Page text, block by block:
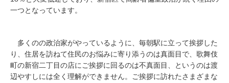
一つとなっています。
多くのの政治家がやっているように、毎朝駅に立って挨拶した
り、住居を訪ねて住民のお悩みに寄り添うのは真面目で、歌舞伎
町の新宿二丁目の店にご挨拶に回るのは不真面目、というのは渡
辺やすしには全く理解ができません。ご挨拶に訪れたさまざまな